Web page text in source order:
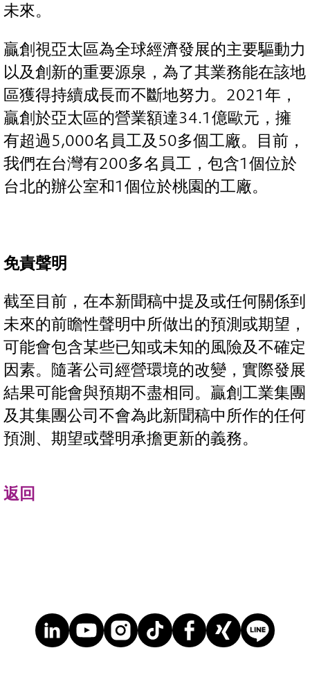
未來。
贏創視亞太區為全球經濟發展的主要驅動力
以及創新的重要源泉，為了其業務能在該地
區獲得持續成長而不斷地努力。2021年，
贏創於亞太區的營業額達34.1億歐元，擁
有超過5,000名員工及50多個工廠。目前，
我們在台灣有200多名員工，包含1個位於
台北的辦公室和1個位於桃園的工廠。
免責聲明
截至目前，在本新聞稿中提及或任何關係到
未來的前瞻性聲明中所做出的預測或期望，
可能會包含某些已知或未知的風險及不確定
因素。隨著公司經營環境的改變，實際發展
結果可能會與預期不盡相同。贏創工業集團
及其集團公司不會為此新聞稿中所作的任何
預測、期望或聲明承擔更新的義務。
返回